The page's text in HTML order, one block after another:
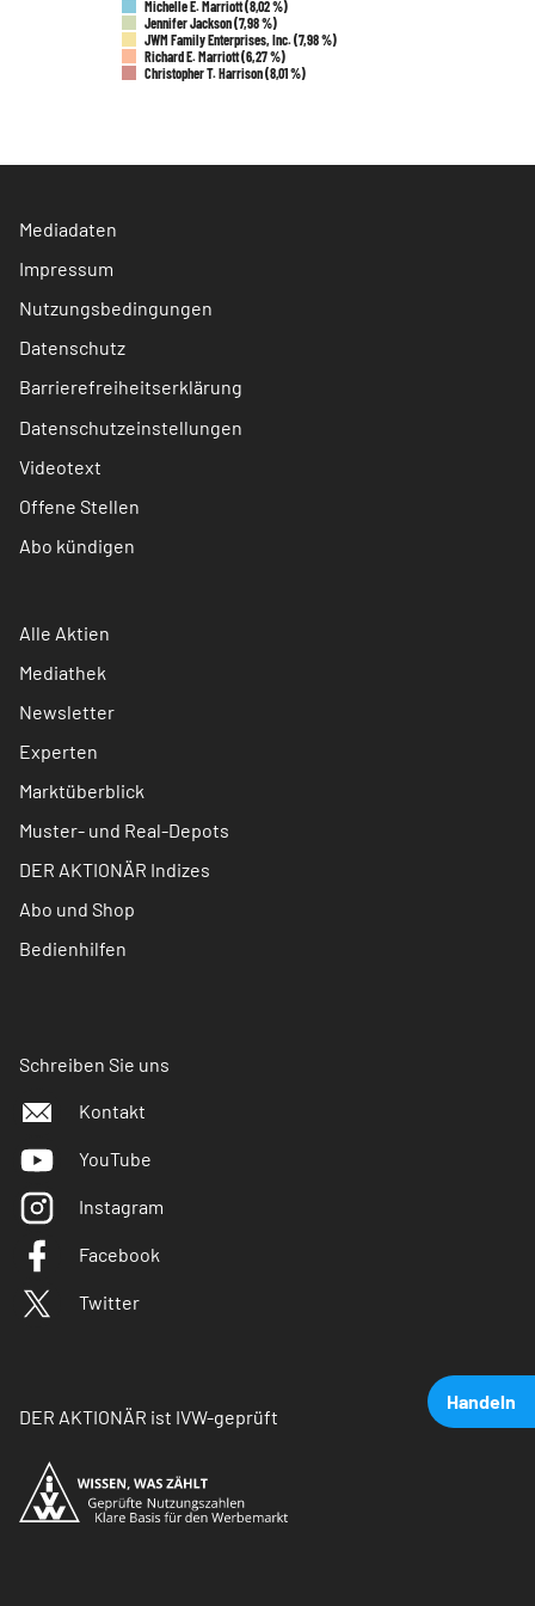
Handeln
Michelle E. Marriott (8,02 %)
Jennifer Jackson (7,98 %)
JWM Family Enterprises, Inc. (7,98 %)
Richard E. Marriott (6,27 %)
Christopher T. Harrison (8,01 %)
Mediadaten
Impressum
Nutzungsbedingungen
Datenschutz
Barrierefreiheitserklärung
Datenschutzeinstellungen
Videotext
Offene Stellen
Abo kündigen
Alle Aktien
Mediathek
Newsletter
Experten
Marktüberblick
Muster- und Real-Depots
DER AKTIONÄR Indizes
Abo und Shop
Bedienhilfen
Schreiben Sie uns
Kontakt
YouTube
Instagram
Facebook
Twitter
DER AKTIONÄR ist IVW-geprüft